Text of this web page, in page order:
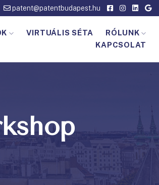
patent@patentbudapest.hu
VIRTUÁLIS SÉTA
RÓLUNK
KAPCSOLAT